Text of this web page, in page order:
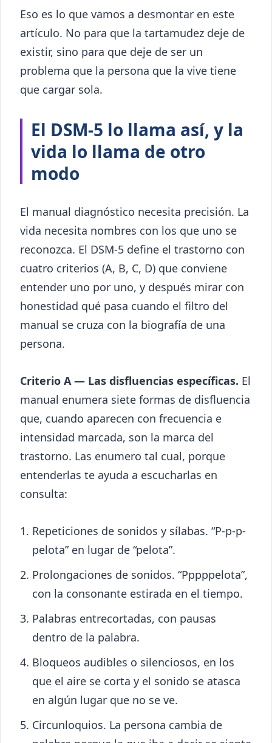
Eso es lo que vamos a desmontar en este
artículo. No para que la tartamudez deje de
existir, sino para que deje de ser un
problema que la persona que la vive tiene
que cargar sola.
El DSM-5 lo llama así, y la
vida lo llama de otro
modo
El manual diagnóstico necesita precisión. La
vida necesita nombres con los que uno se
reconozca. El DSM-5 define el trastorno con
cuatro criterios (A, B, C, D) que conviene
entender uno por uno, y después mirar con
honestidad qué pasa cuando el filtro del
manual se cruza con la biografía de una
persona.
Criterio A — Las disfluencias específicas. El
manual enumera siete formas de disfluencia
que, cuando aparecen con frecuencia e
intensidad marcada, son la marca del
trastorno. Las enumero tal cual, porque
entenderlas te ayuda a escucharlas en
consulta:
Repeticiones de sonidos y sílabas. “P-p-p-
pelota” en lugar de “pelota”.
Prolongaciones de sonidos. “Pppppelota”,
con la consonante estirada en el tiempo.
Palabras entrecortadas, con pausas
dentro de la palabra.
Bloqueos audibles o silenciosos, en los
que el aire se corta y el sonido se atasca
en algún lugar que no se ve.
Circunloquios. La persona cambia de